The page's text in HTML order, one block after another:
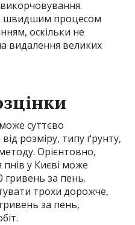
швидшим процесом
оскільки не
видалення великих
суттєво
розміру, типу ґрунту,
Орієнтовно,
у Києві може
гривень за пень.
трохи дорожче,
за пень,